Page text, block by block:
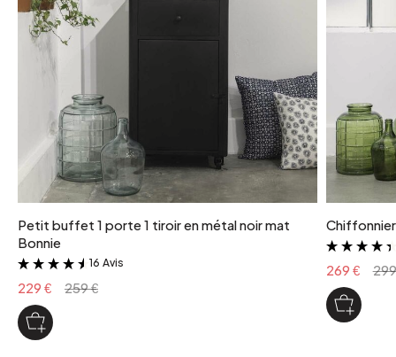
Noir
Petit buffet 1 porte 1 tiroir en métal noir mat
Bonnie
&
16 Avis
229 € 259 €
269 €